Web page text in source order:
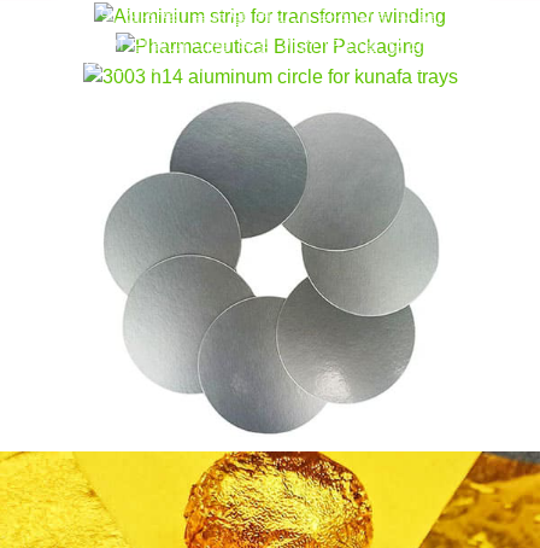
열 접착력. 글로벌 변압기 공장으로 수출.
알루미늄 호일. 탁월한 장벽 보호 제공, 안정, 인쇄 적성,
안정적인 밀봉과 약물 유효 기간 연장을 보장합니다..
프리미엄 3003 쿠나파 트레이용 H14 알루미늄 원형 -
뛰어난 성형성, 열전도율, 전문 베이킹을 위한 식품 안
초콜릿 포장용 금 알루미늄 호일
초콜릿 포장용 식품 등급 금 알루미늄 호일. 안전한, 위
생, 향기를 보존하도록 설계되었습니다., 맛, 그리고 신
선함.